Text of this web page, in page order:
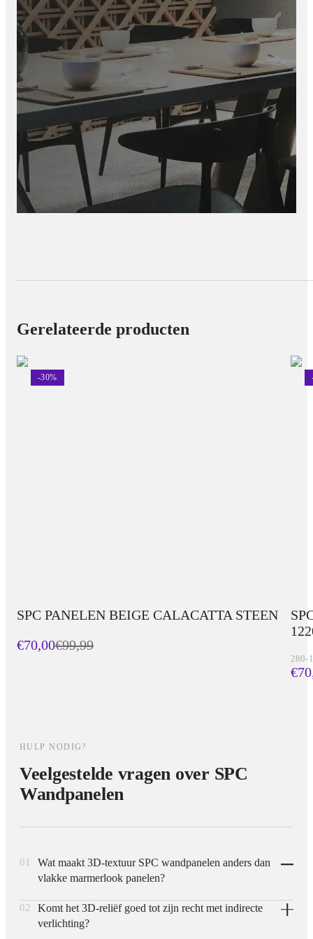
Inspiratie & montagegidsen online beschikbaar
Tevreden klanten – 100% klanttevredenheid op Google
Reviews
Gerelateerde producten
-30%
SPC PANELEN BEIGE CALACATTA STEEN
€70,00€99,99
280-
HULP NODIG?
Veelgestelde vragen over SPC
Wandpanelen
01
Wat maakt 3D-textuur SPC wandpanelen anders dan
vlakke marmerlook panelen?
Waar vlakke marmerlook panelen hun effect vooral uit de
print halen, hebben 3D-textuurpanelen een echt reliëf in het
02
Komt het 3D-reliëf goed tot zijn recht met indirecte
verlichting?